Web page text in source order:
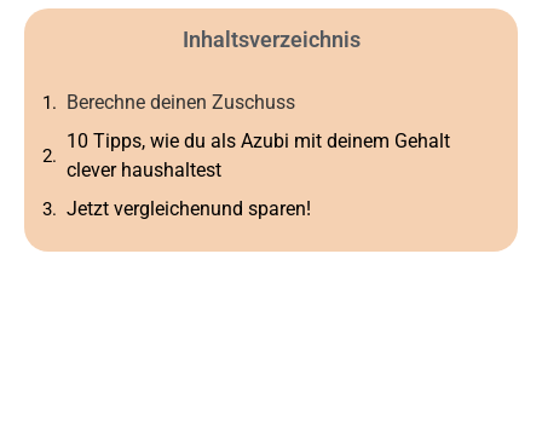
Inhaltsverzeichnis
Berechne deinen Zuschuss
10 Tipps, wie du als Azubi mit deinem Gehalt
clever haushaltest
Jetzt vergleichenund sparen!